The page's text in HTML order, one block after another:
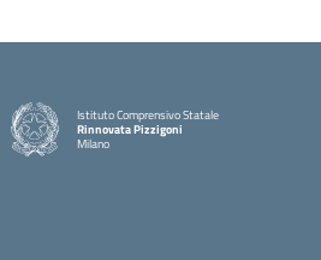
Istituto Comprensivo Statale
Rinnovata Pizzigoni
Milano